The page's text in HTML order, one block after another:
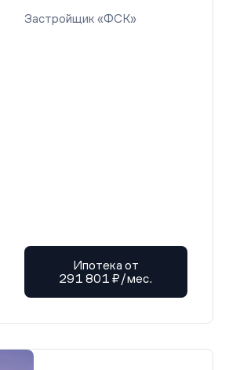
Застройщик «ФСК»
Ипотека от
291 801 ₽/мес.